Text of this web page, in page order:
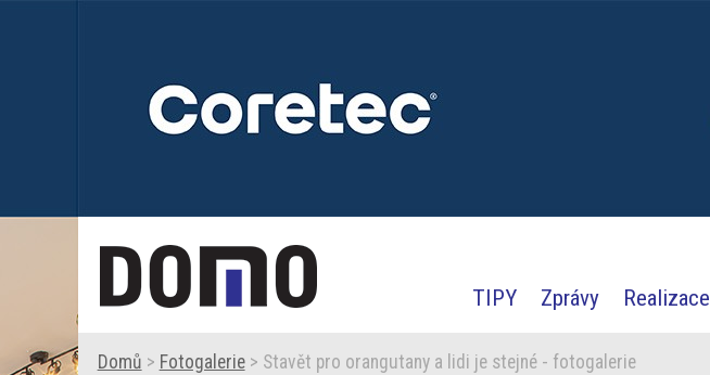
TIPY Zprávy Realizace
Domů > Fotogalerie> Stavět pro orangutany a lidi je stejné - fotogalerie